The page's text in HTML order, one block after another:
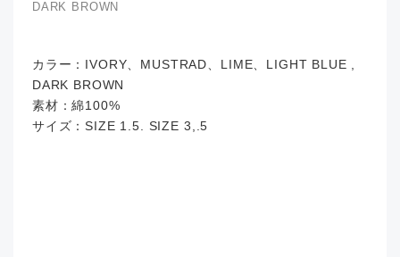
DARK BROWN
カラー：IVORY、MUSTRAD、LIME、LIGHT BLUE ,
DARK BROWN
素材：綿100%
サイズ：SIZE 1.5. SIZE 3,.5